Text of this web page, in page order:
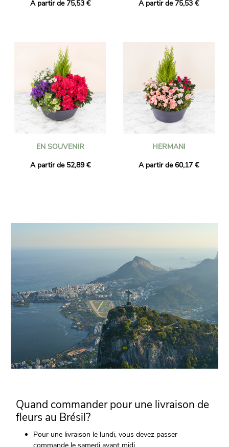
A partir de 75,53 €
A partir de 75,53 €
EN SOUVENIR
A partir de 52,89 €
HERMANI
A partir de 60,17 €
Quand commander pour une livraison de
fleurs au Brésil?
Pour une livraison le lundi, vous devez passer